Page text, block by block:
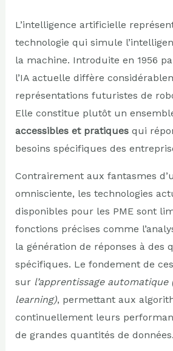
L’intelligence artificielle
technologie qui simule
la machine. Introduite en 1956
l’IA actuelle diffère
représentations futuristes de
Elle constitue plutôt un
accessibles et pratiquesqui
besoins spécifiques des
Contrairement aux fantasmes
omnisciente, les technologies
disponibles pour les PME sont
fonctions précises comme
la génération de réponses à des
spécifiques. Le fondement de
sur l’apprentissage automatique
learning), permettant aux
continuellement leurs
de grandes quantités de données.